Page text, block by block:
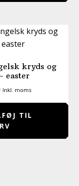
kryds og
easter
Inkl. moms
TIL